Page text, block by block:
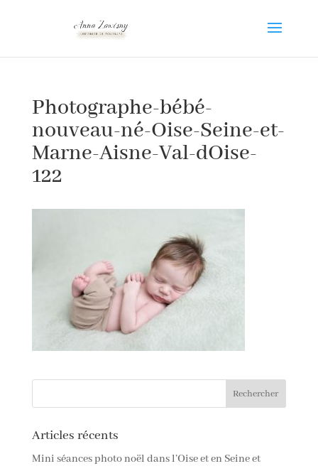
Photographe-bébé-
nouveau-né-Oise-Seine-et-
Marne-Aisne-Val-dOise-
122
Articles récents
Mini séances photo noël dans l’Oise et en Seine et